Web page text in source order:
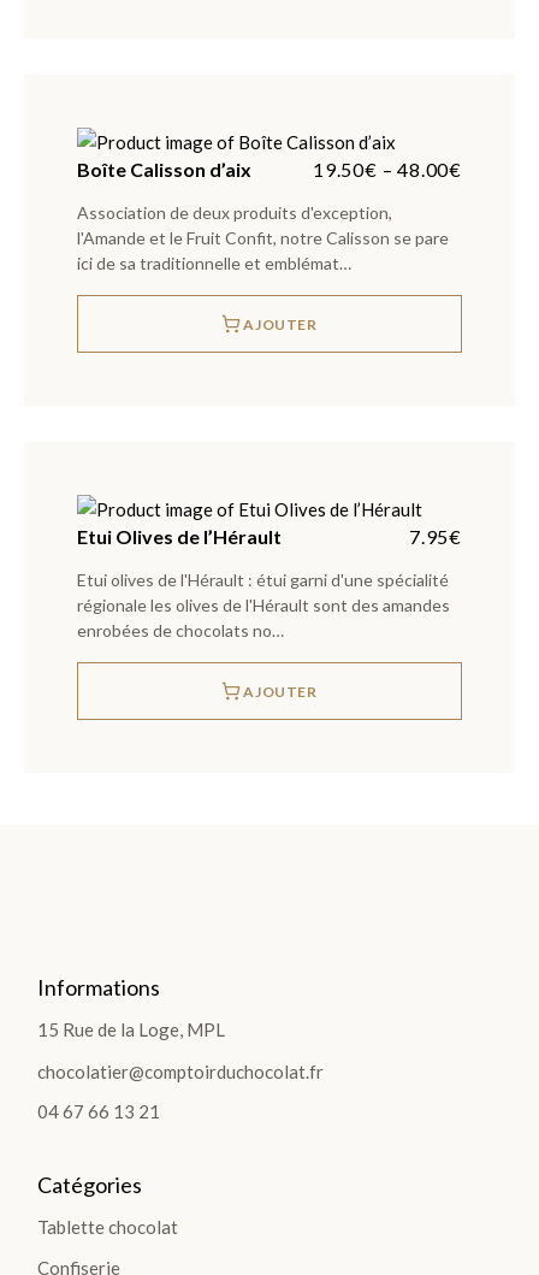
Boîte Calisson d’aix 19.50€ –48.00€
Association de deux produits d'exception,
l'Amande et le Fruit Confit, notre Calisson se pare
ici de sa traditionnelle et emblémat…
AJOUTER
Etui Olives de l’Hérault 7.95€
Etui olives de l'Hérault : étui garni d'une spécialité
régionale les olives de l'Hérault sont des amandes
enrobées de chocolats no…
AJOUTER
Informations
15 Rue de la Loge, MPL
chocolatier@comptoirduchocolat.fr
04 67 66 13 21
Catégories
Tablette chocolat
Confiserie